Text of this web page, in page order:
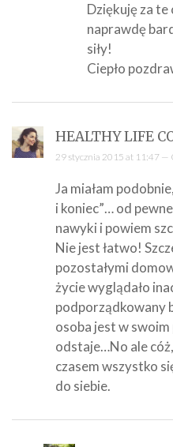
Dziękuję za te
naprawdę
siły!
Ciepło
HEALTHY LIFE
29 stycznia 2015 at 11:47 —
Ja miałam
i koniec”… od
nawyki i powiem
Nie jest łatwo!
pozostałymi
życie wyglądało
podporządkowany
osoba jest w
odstaje…No ale
czasem wszystko
do siebie.